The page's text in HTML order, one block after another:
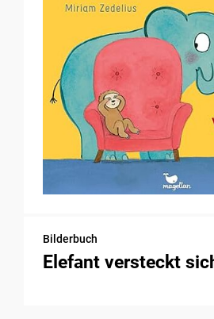
Bilderbuch
Elefant versteckt